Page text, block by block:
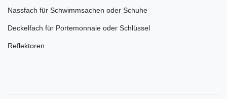
Nassfach für Schwimmsachen oder Schuhe
Deckelfach für Portemonnaie oder Schlüssel
Reflektoren